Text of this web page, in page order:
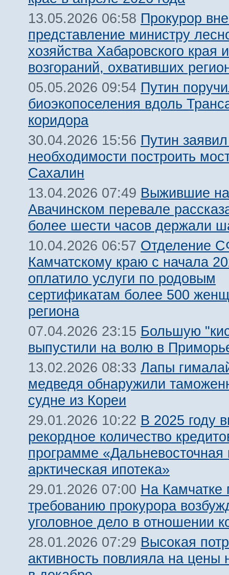
13.05.2026 06:58 Прокурор
представление министру
хозяйства Хабаровского края
возгораний, охвативших
05.05.2026 09:54 Путин
биоэкопоселения вдоль
коридора
30.04.2026 15:56 Путин
необходимости построить
Сахалин
13.04.2026 07:49 Выжившие на
Авачинском перевале
более шести часов держали
10.04.2026 06:57 Отделение
Камчатскому краю с начала
оплатило услуги по родовым
сертификатам более 500
региона
07.04.2026 23:15 Большую
выпустили на волю в
13.02.2026 08:33 Лапы
медведя обнаружили
судне из Кореи
29.01.2026 10:22 В 2025 году
рекордное количество
программе «Дальневосточная
арктическая ипотека»
29.01.2026 07:00 На Камчатке
требованию прокурора
уголовное дело в отношении
28.01.2026 07:29 Высокая
активность повлияла на цены